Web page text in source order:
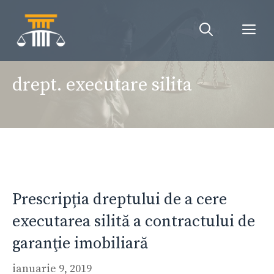
conținut
drept. executare silita
Prescripția dreptului de a cere
executarea silită a contractului de
garanţie imobiliară
ianuarie 9, 2019